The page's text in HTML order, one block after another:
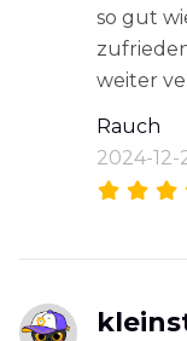
so gut
weiter
Rauch
2024-12-